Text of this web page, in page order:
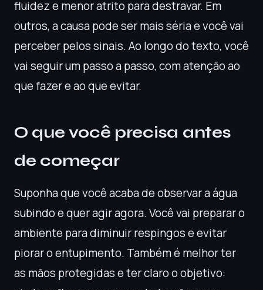
fluidez e menor atrito para destravar. Em
outros, a causa pode ser mais séria e você vai
perceber pelos sinais. Ao longo do texto, você
vai seguir um passo a passo, com atenção ao
que fazer e ao que evitar.
O que você precisa antes
de começar
Suponha que você acaba de observar a água
subindo e quer agir agora. Você vai preparar o
ambiente para diminuir respingos e evitar
piorar o entupimento. Também é melhor ter
as mãos protegidas e ter claro o objetivo: